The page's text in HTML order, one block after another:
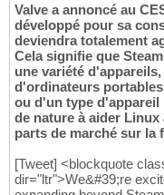
Valve a annoncé au
développé pour sa
deviendra totalement
Cela signifie que
une variété
d'ordinateurs
ou d'un type d'appareil
de nature à aider
parts de marché sur la
[Tweet] <blockquote
dir="ltr">We&#39;re